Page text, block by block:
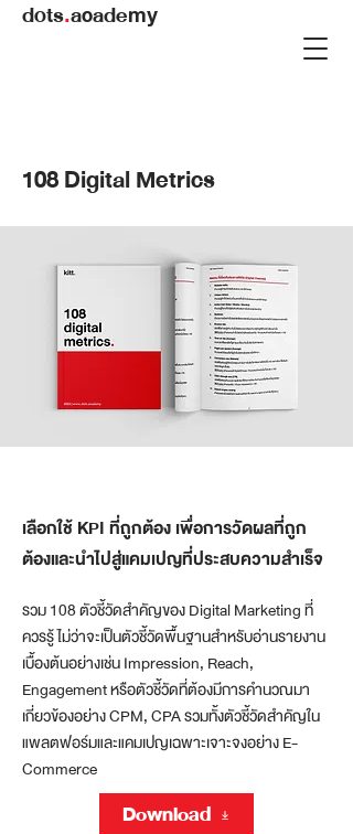
dots.academy
108 Digital Metrics
เลือกใช้ KPI ที่ถูกต้อง เพื่อการวัดผลที่ถูก
ต้องและนำไปสู่แคมเปญที่ประสบความสำเร็จ
รวม 108 ตัวชี้วัดสำคัญของ Digital Marketing ที่
ควรรู้ ไม่ว่าจะเป็นตัวชี้วัดพื้นฐานสำหรับอ่านรายงาน
เบื้องต้นอย่างเช่น Impression, Reach,
Engagement หรือตัวชี้วัดที่ต้องมีการคำนวณมา
เกี่ยวข้องอย่าง CPM, CPA รวมทั้งตัวชี้วัดสำคัญใน
แพลตฟอร์มและแคมเปญเฉพาะเจาะจงอย่าง E-
Commerce
Download